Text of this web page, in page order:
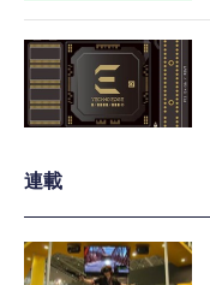
連載